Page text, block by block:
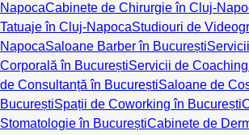
NapocaCabinete de Chirurgie în Cluj-
Tatuaje în Cluj-NapocaStudiouri de
NapocaSaloane Barber în București
Corporală în BucureștiServicii de
de Consultanță în BucureștiSaloane de
BucureștiSpații de Coworking în București
Stomatologie în BucureștiCabinete de